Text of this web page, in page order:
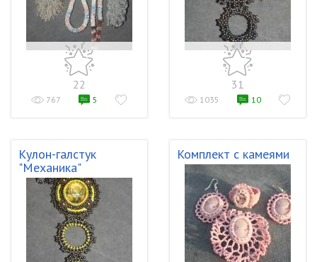
22
767 5
31
1035 10
Кулон-галстук
"Механика"
Комплект с камеями